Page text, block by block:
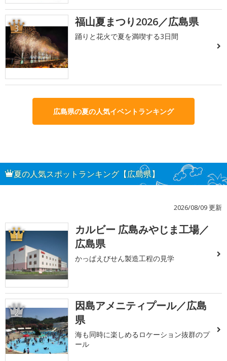
3 福山夏まつり2026／広島県
踊りと花火で夏を満喫する3日間
広島県の夏の人気イベントランキング
夏の人気スポットランキング【広島県】
2026/08/09 更新
1
カルビー 広島みやじま工場／
広島県
かっぱえびせん製造工程の見学
2
因島アメニティプール／広島
県
海も同時に楽しめるロケーション抜群のプ
ール